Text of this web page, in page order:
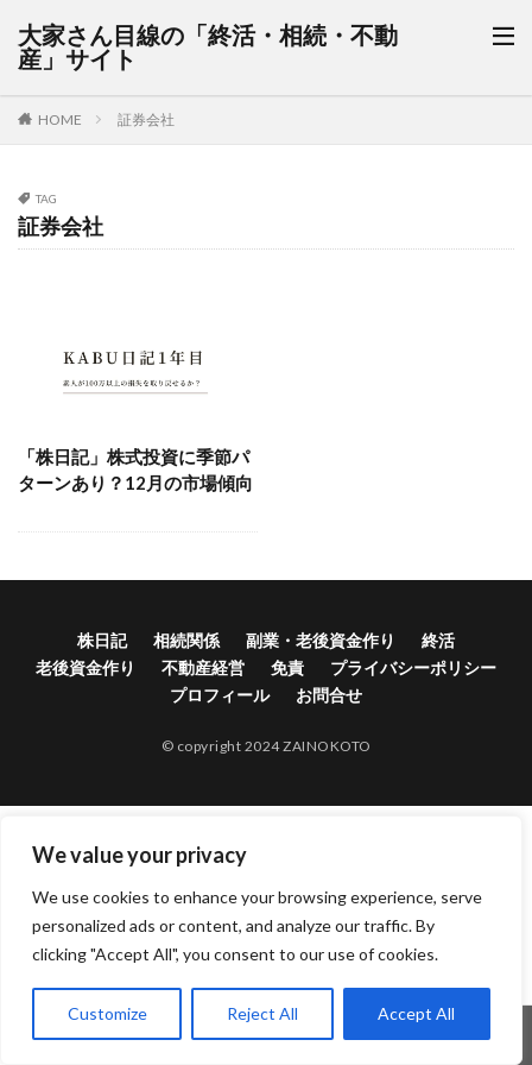
We value your privacy
We use cookies to enhance your browsing experience, serve
personalized ads or content, and analyze our traffic. By
clicking "Accept All", you consent to our use of cookies.
Customize Reject All Accept All
大家さん目線の「終活・相続・不動
産」サイト
HOME 証券会社
TAG
証券会社
「株日記」株式投資に季節パ
ターンあり？12月の市場傾向
株日記 相続関係 副業・老後資金作り
終活
老後資金作り
不動産経営 免責
プライバシーポリシー
プロフィール
お問合せ
© copyright 2024 ZAINOKOTO